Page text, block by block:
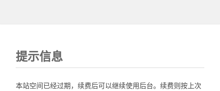
提示信息
本站空间已经过期，续费后可以继续使用后台。续费则按上次